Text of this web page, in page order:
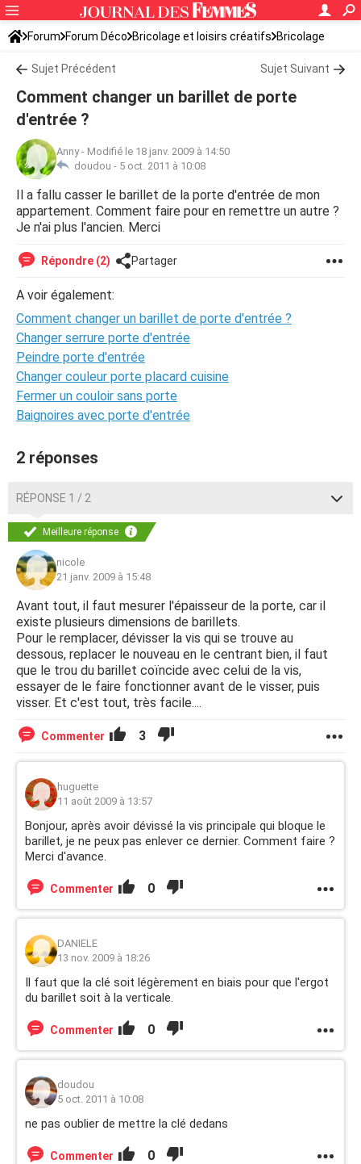
Forum Forum Déco Bricolage et loisirs créatifs Bricolage
Sujet Précédent Sujet Suivant
Comment changer un barillet de porte
d'entrée ?
Anny- Modifié le 18 janv. 2009 à 14:50
doudou - 5 oct. 2011 à 10:08
Il a fallu casser le barillet de la porte d'entrée de mon
appartement. Comment faire pour en remettre un autre ?
Je n'ai plus l'ancien. Merci
Répondre (2) Partager
A voir également:
Comment changer un barillet de porte d'entrée ?
Changer serrure porte d'entrée
Peindre porte d'entrée
Changer couleur porte placard cuisine
Fermer un couloir sans porte
Baignoires avec porte d'entrée
2 réponses
RÉPONSE 1 / 2
Meilleure réponse
nicole
21 janv. 2009 à 15:48
Avant tout, il faut mesurer l'épaisseur de la porte, car il
existe plusieurs dimensions de barillets.
Pour le remplacer, dévisser la vis qui se trouve au
dessous, replacer le nouveau en le centrant bien, il faut
que le trou du barillet coïncide avec celui de la vis,
essayer de le faire fonctionner avant de le visser, puis
visser. Et c'est tout, très facile....
Commenter 3
huguette
11 août 2009 à 13:57
Bonjour, après avoir dévissé la vis principale qui bloque le
barillet, je ne peux pas enlever ce dernier. Comment faire ?
Merci d'avance.
Commenter 0
DANIELE
13 nov. 2009 à 18:26
Il faut que la clé soit légèrement en biais pour que l'ergot
du barillet soit à la verticale.
Commenter 0
doudou
5 oct. 2011 à 10:08
ne pas oublier de mettre la clé dedans
Commenter 0